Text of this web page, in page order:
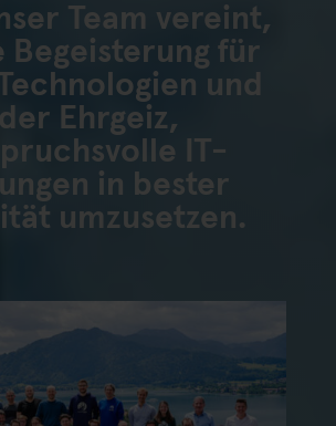
Team vereint,
Begeisterung für
und
der Ehrgeiz,
IT-
in bester
umzusetzen.